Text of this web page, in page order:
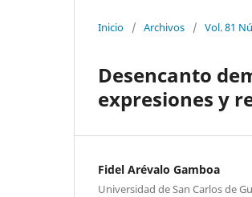
Inicio / Archivos / Vol. 81
Desencanto
expresiones y
Fidel Arévalo Gamboa
Universidad de San Carlos de